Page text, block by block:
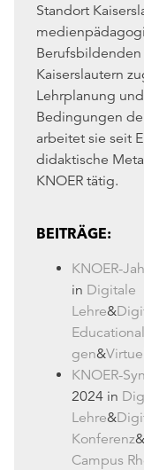
Standort
Berufsbildenden
Kaiserslautern
Lehrplanung
Bedingungen
arbeitet sie seit
didaktische
KNOER tätig.
BEITRÄGE:
KNOER-
in Digitale
Lehre&
gen&
KNOER-
2024 in
Lehre&
Konferenz&
Campus